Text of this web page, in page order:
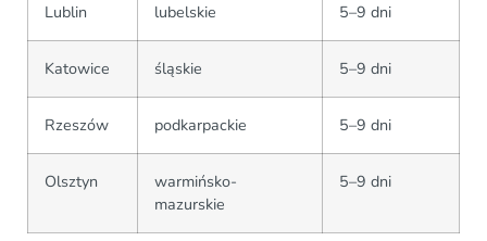
Lublin lubelskie 5–9 dni
Katowice śląskie 5–9 dni
Rzeszów podkarpackie 5–9 dni
Olsztyn
warmińsko-
mazurskie
5–9 dni